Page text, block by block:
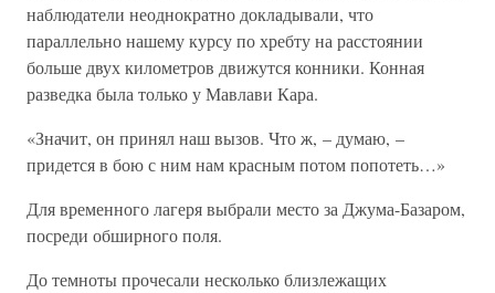
наблюдатели неоднократно докладывали, что
параллельно нашему курсу по хребту на расстоянии
больше двух километров движутся конники. Конная
разведка была только у Мавлави Кара.
«Значит, он принял наш вызов. Что ж, – думаю, –
придется в бою с ним нам красным потом попотеть…»
Для временного лагеря выбрали место за Джума-Базаром,
посреди обширного поля.
До темноты прочесали несколько близлежащих